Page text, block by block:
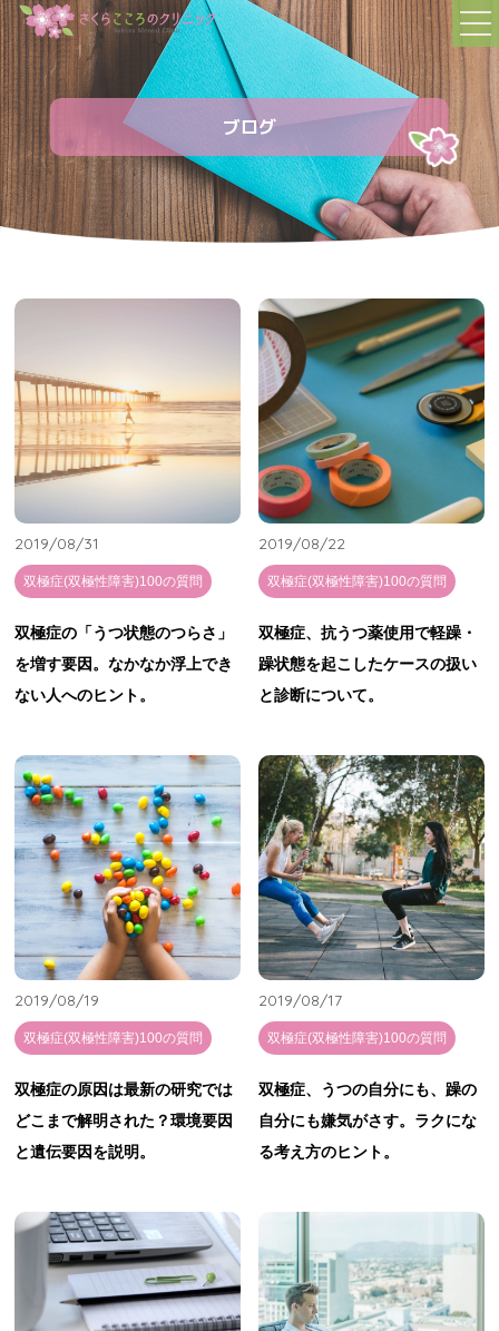
ブログ
TOP
トップページ
FIRST
初めての方へ
STAFF
MENU
診療内容
FAQ
よくある質問
NEWS
お知らせ
2019/08/31
双極症(双極性障害)100の質問
双極症の「うつ状態のつらさ」
を増す要因。なかなか浮上でき
ない人へのヒント。
2019/08/22
双極症(双極性障害)100の質問
双極症、抗うつ薬使用で軽躁・
躁状態を起こしたケースの扱い
と診断について。
2019/08/19
双極症(双極性障害)100の質問
双極症の原因は最新の研究では
どこまで解明された？環境要因
と遺伝要因を説明。
2019/08/17
双極症(双極性障害)100の質問
双極症、うつの自分にも、躁の
自分にも嫌気がさす。ラクにな
る考え方のヒント。